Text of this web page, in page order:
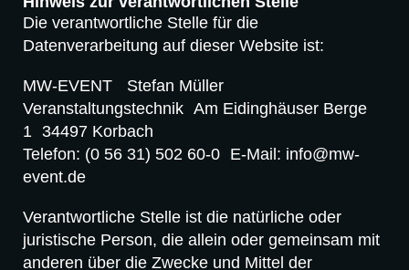
Die verantwortliche Stelle für die
Datenverarbeitung auf dieser Website ist:
MW-EVENT Stefan Müller
Veranstaltungstechnik Am Eidinghäuser Berge
1 34497 Korbach
Telefon: (0 56 31) 502 60-0 E-Mail: info@mw-
event.de
Verantwortliche Stelle ist die natürliche oder
juristische Person, die allein oder gemeinsam mit
anderen über die Zwecke und Mittel der